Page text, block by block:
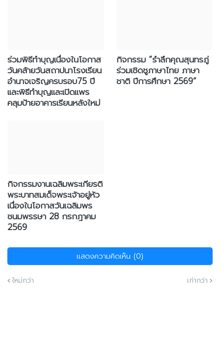
ร่วมพิธีทำบุญเนื่องในโอกาส
วันคล้ายวันสถาปนาโรงเรียน
อำนาจเจริญครบรอบ75 ปี
และพิธีทำบุญและเปิดแพร
คลุมป้ายอาคารเรียนหลังใหม่
กิจกรรม “รำลึกคุณสุนทรภู่
ร่วมเชิดชูภาษาไทย ภาษา
ชาติ ปีการศึกษา 2569”
กิจกรรมงานเฉลิมพระเกียรติ
พระบาทสมเด็จพระเจ้าอยู่หัว
เนื่องในโอกาสวันเฉลิมพร
ชนมพรรษา 28 กรกฎาคม
2569
แสดงความคิดเห็น (0)
ใหม่กว่า เก่ากว่า